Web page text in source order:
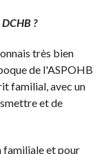
?
très bien
de l'ASPOHB
familial, avec un
et de
familiale et pour